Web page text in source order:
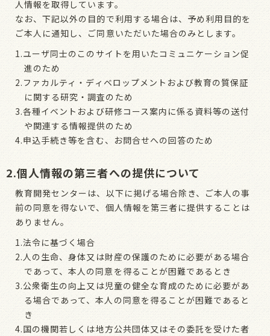
人情報を取得しています。
なお、下記以外の目的で利用する場合は、予め利用目的を
ご本人に通知し、ご同意いただいた場合のみとします。
1.ユーザ同士のこのサイトを用いたコミュニケーション促
進のため
2.ファカルティ・ディベロップメントおよび教育の質保証
に関する研究・調査のため
3.各種イベントおよび研修コース案内に係る資料等の送付
や関連する情報提供のため
4.申込手続き等を含む、お問合せへの回答のため
2.個人情報の第三者への提供について
教育開発センターは、以下に掲げる場合除き、ご本人の事
前の同意を得ないで、個人情報を第三者に提供することは
ありません。
1.法令に基づく場合
2.人の生命、身体又は財産の保護のために必要がある場合
であって、本人の同意を得ることが困難であるとき
3.公衆衛生の向上又は児童の健全な育成のために必要があ
る場合であって、本人の同意を得ることが困難であると
き
4.国の機関若しくは地方公共団体又はその委託を受けた者